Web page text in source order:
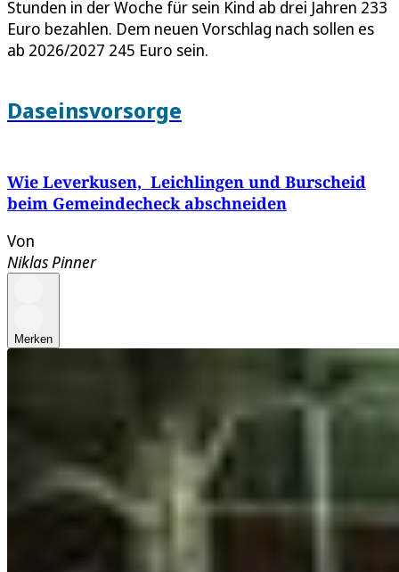
Stunden in der Woche für sein Kind ab drei Jahren 233
Euro bezahlen. Dem neuen Vorschlag nach sollen es
ab 2026/2027 245 Euro sein.
Daseinsvorsorge
Wie Leverkusen, Leichlingen und Burscheid
beim Gemeindecheck abschneiden
Von
Niklas Pinner
Merken